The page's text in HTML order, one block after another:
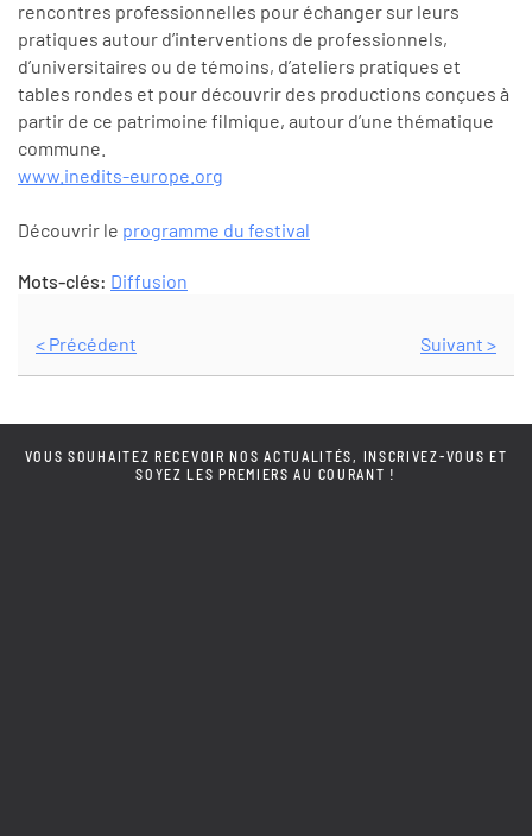
rencontres professionnelles pour échanger sur leurs
pratiques autour d’interventions de professionnels,
d’universitaires ou de témoins, d’ateliers pratiques et
tables rondes et pour découvrir des productions conçues à
partir de ce patrimoine filmique, autour d’une thématique
commune.
www.inedits-europe.org
Découvrir le programme du festival
Mots-clés: Diffusion
< Précédent Suivant >
VOUS SOUHAITEZ RECEVOIR NOS ACTUALITÉS, INSCRIVEZ-VOUS ET
SOYEZ LES PREMIERS AU COURANT !